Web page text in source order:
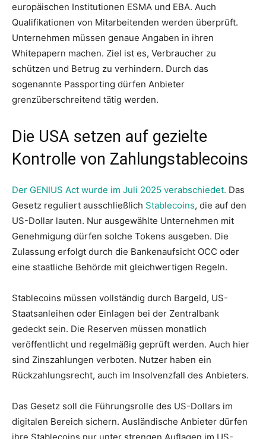
europäischen Institutionen ESMA und EBA. Auch
Qualifikationen von Mitarbeitenden werden überprüft.
Unternehmen müssen genaue Angaben in ihren
Whitepapern machen. Ziel ist es, Verbraucher zu
schützen und Betrug zu verhindern. Durch das
sogenannte Passporting dürfen Anbieter
grenzüberschreitend tätig werden.
Die USA setzen auf gezielte
Kontrolle von Zahlungstablecoins
Der GENIUS Act wurde im Juli 2025 verabschiedet. Das
Gesetz reguliert ausschließlich Stablecoins, die auf den
US-Dollar lauten. Nur ausgewählte Unternehmen mit
Genehmigung dürfen solche Tokens ausgeben. Die
Zulassung erfolgt durch die Bankenaufsicht OCC oder
eine staatliche Behörde mit gleichwertigen Regeln.
Stablecoins müssen vollständig durch Bargeld, US-
Staatsanleihen oder Einlagen bei der Zentralbank
gedeckt sein. Die Reserven müssen monatlich
veröffentlicht und regelmäßig geprüft werden. Auch hier
sind Zinszahlungen verboten. Nutzer haben ein
Rückzahlungsrecht, auch im Insolvenzfall des Anbieters.
Das Gesetz soll die Führungsrolle des US-Dollars im
digitalen Bereich sichern. Ausländische Anbieter dürfen
ihre Stablecoins nur unter strengen Auflagen im US-